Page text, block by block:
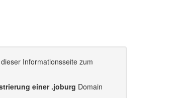
Informationsseite zum
einer .joburg Domain